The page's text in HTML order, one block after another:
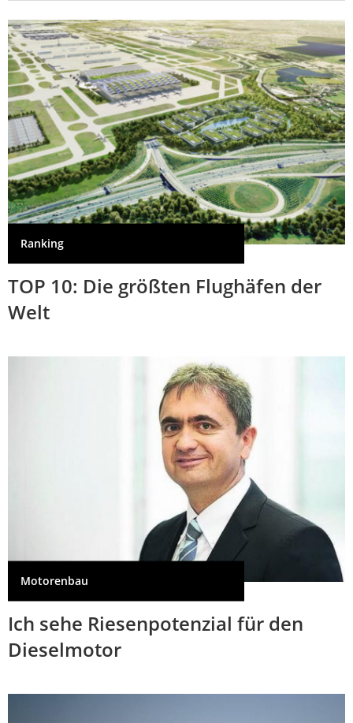
Ranking
TOP 10: Die größten Flughäfen der
Welt
Motorenbau
Ich sehe Riesenpotenzial für den
Dieselmotor